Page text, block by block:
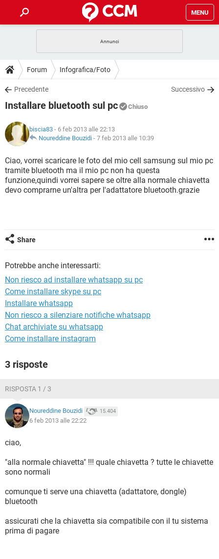
MENU
INTRATTENIMENTO ANDROID
iOS
INSTAGRAM WHATSAPP
TIKTOK
HARDWARE
GUIDE
COVID-19
INSTAGRAM
TIKTOK
HARDWARE
DOWNLOAD
COVID-19 GAMING
INTRATTENIMENTO
iOS WINDOWS 10
INSTAGRAM WHATSAPP
TIKTOK FACEBOOK
HARDWARE
COVID-19
INTRATTENIMENTO
iOS WINDOWS 10
INSTAGRAM WHATSAPP
GLOSSARIO
COVID-19 GAMING
INTRATTENIMENTO ANDROID
iOS WINDOWS 10
HARDWARE
Forum Infografica/Foto
Precedente Successivo
Installare bluetooth sul pc Chiuso
biscia83 - 6 feb 2013 alle 22:13
Noureddine Bouzidi - 7 feb 2013 alle 10:39
Ciao, vorrei scaricare le foto del mio cell samsung sul mio pc
tramite bluetooth ma il mio pc non ha questa
funzione,quindi vorrei sapere se oltre alla normale chiavetta
devo comprarne un'altra per l'adattatore bluetooth.grazie
Share
Potrebbe anche interessarti:
Non riesco ad installare whatsapp su pc
Come installare skype su pc
Installare whatsapp
Non riesco a silenziare notifiche whatsapp
Chat archiviate su whatsapp
Come installare instagram
3 risposte
RISPOSTA 1 / 3
Noureddine Bouzidi 15.404
6 feb 2013 alle 22:22
ciao,
"alla normale chiavetta" !!! quale chiavetta ? tutte le chiavette
sono normali
comunque ti serve una chiavetta (adattatore, dongle)
bluetooth
assicurati che la chiavetta sia compatibile con il tu sistema
prima di pagare